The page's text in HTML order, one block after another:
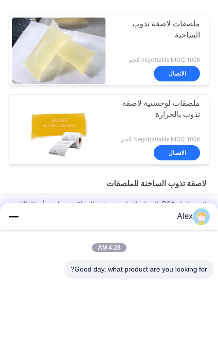
ملصقات لاصقة تذوب
الساخنة
negotiable MOQ:1000 كجم
الاتصال
ملصقات لوجستية لاصقة
تذوب بالحرارة
Negotiatiable MOQ:1000 كجم
الاتصال
لاصقة تذوب الساخنة للملصقات
لاصق غراء PSA بالذوبان الساخن مع قوة التصاق جيدة لصنع أوراق اللثة
الورقية
صمغ ذوبان ساخن لصلب زجاجات الزجاج
Alex
4:28 AM
Good day, what product are you looking for?